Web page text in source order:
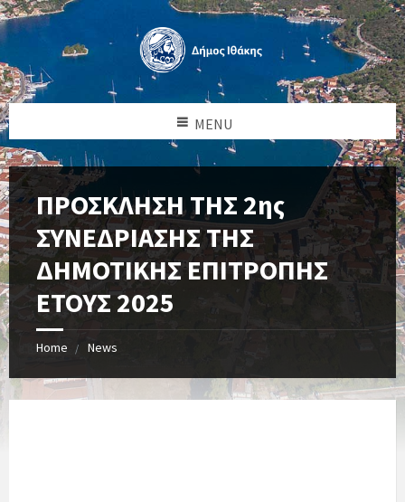
MENU
ΠΡΟΣΚΛΗΣΗ ΤΗΣ 2ης
ΣΥΝΕΔΡΙΑΣΗΣ ΤΗΣ
ΔΗΜΟΤΙΚΗΣ ΕΠΙΤΡΟΠΗΣ
ΕΤΟΥΣ 2025
Home News